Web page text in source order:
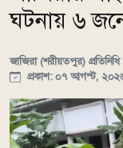
ঘটনায় ৬
জাজিরা (শরীয়তপুর) প্রতিনিধি
প্রকাশ: ০৭ আগস্ট,